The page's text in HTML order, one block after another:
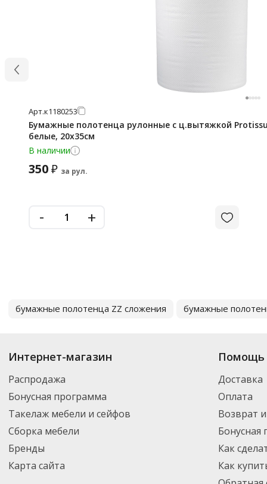
Арт.к1180253
Бумажные полотенца рулонные с ц.вытяжкой
белые, 20х35см
В наличии
350₽ за рул.
- +
бумажные полотенца ZZ сложения бумажные
Интернет-магазин
Распродажа
Бонусная программа
Такелаж мебели и сейфов
Сборка мебели
Бренды
Карта сайта
Помощь
Доставка
Оплата
Возврат
Бонусная
Как
Как